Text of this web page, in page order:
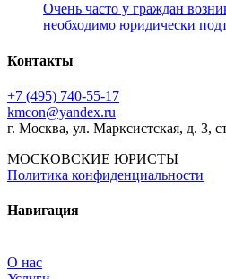
Очень часто у граждан
необходимо юридически
Контакты
+7 (495) 740‑55‑17
kmcon@yandex.ru
г. Москва, ул. Марксистская, д. 3,
МОСКОВСКИЕ ЮРИСТЫ
Политика конфиденциальности
Навигация
О нас